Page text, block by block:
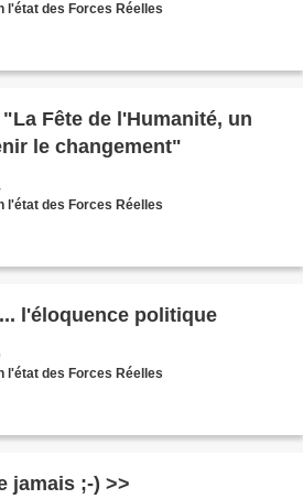
l'état des Forces Réelles
Fête de l'Humanité, un
le changement"
l'état des Forces Réelles
l'éloquence politique
l'état des Forces Réelles
jamais ;-) >>